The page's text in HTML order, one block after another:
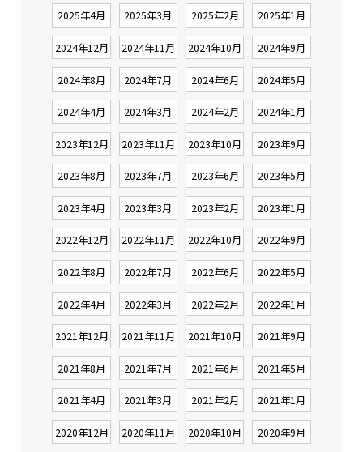
2025年4月 2025年3月 2025年2月 2025年1月
2024年12月 2024年11月 2024年10月 2024年9月
2024年8月 2024年7月 2024年6月 2024年5月
2024年4月 2024年3月 2024年2月 2024年1月
2023年12月 2023年11月 2023年10月 2023年9月
2023年8月 2023年7月 2023年6月 2023年5月
2023年4月 2023年3月 2023年2月 2023年1月
2022年12月 2022年11月 2022年10月 2022年9月
2022年8月 2022年7月 2022年6月 2022年5月
2022年4月 2022年3月 2022年2月 2022年1月
2021年12月 2021年11月 2021年10月 2021年9月
2021年8月 2021年7月 2021年6月 2021年5月
2021年4月 2021年3月 2021年2月 2021年1月
2020年12月 2020年11月 2020年10月 2020年9月